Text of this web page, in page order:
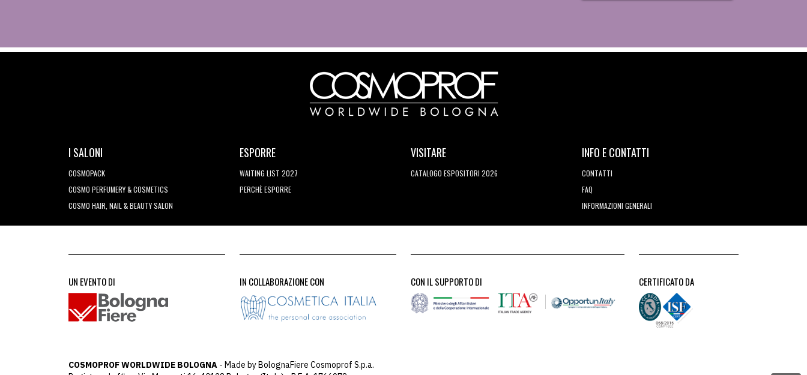
I SALONI
COSMOPACK
COSMO PERFUMERY & COSMETICS
COSMO HAIR, NAIL & BEAUTY SALON
ESPORRE
WAITING LIST 2027
PERCHÈ ESPORRE
VISITARE
CATALOGO ESPOSITORI 2026
INFO E CONTATTI
CONTATTI
FAQ
INFORMAZIONI GENERALI
UN EVENTO DI IN COLLABORAZIONE CON CON IL SUPPORTO DI CERTIFICATO DA
COSMOPROF WORLDWIDE BOLOGNA - Made by BolognaFiere Cosmoprof S.p.a.